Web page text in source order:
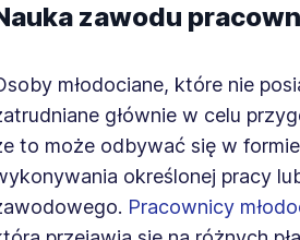
zawodu
młodociane, które nie
głównie w celu
to może odbywać się w
określonej pracy
Pracownicy